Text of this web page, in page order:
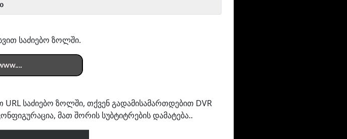
საძიებო ზოლში.
საძიებო ზოლში, თქვენ გადამისამართდებით DVR
მათ შორის სუბტიტრების დამატება..